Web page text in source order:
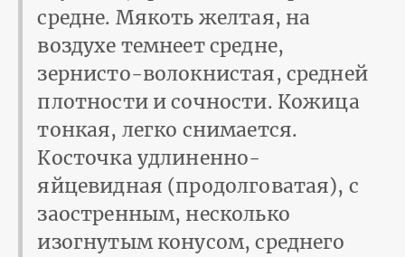
средне. Мякоть желтая, на
воздухе темнеет средне,
зернисто-волокнистая, средней
плотности и сочности. Кожица
тонкая, легко снимается.
Косточка удлиненно-
яйцевидная (продолговатая), с
заостренным, несколько
изогнутым конусом, среднего